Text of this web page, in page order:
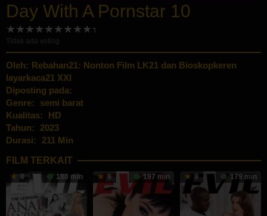
Day With A Pornstar 10
Tidak ada voting
Oleh: Rebahan21: Nonton Film LK21 dan Bioskopkeren
layarkaca21 XXI
Diposting pada:
Genre:
semi barat
Kualitas:
HD
Tahun:
2023
Durasi:
211 Min
FILM TERKAIT
8 180 min 9 197 min 9 179 min